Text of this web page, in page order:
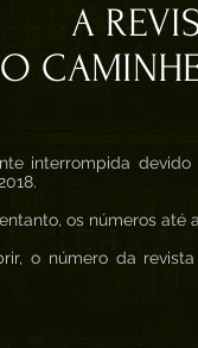
A
O
interrompida
os números
o número da